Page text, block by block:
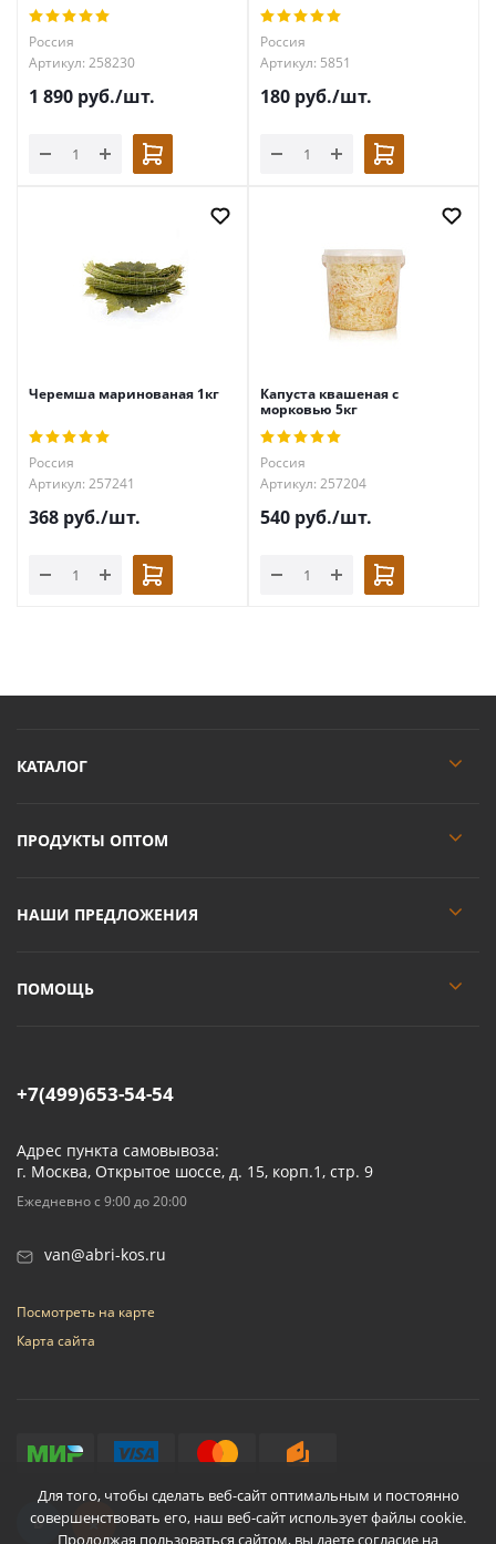
Для того, чтобы сделать веб-сайт оптимальным и постоянно
совершенствовать его, наш веб-сайт использует файлы cookie.
Продолжая пользоваться сайтом, вы даете согласие на
Россия
Артикул: 258230
1 890 руб./шт.
Россия
Артикул: 5851
180 руб./шт.
Черемша маринованая 1кг
Россия
Артикул: 257241
368 руб./шт.
Капуста квашеная с
морковью 5кг
Россия
Артикул: 257204
540 руб./шт.
КАТАЛОГ
ПРОДУКТЫ ОПТОМ
НАШИ ПРЕДЛОЖЕНИЯ
ПОМОЩЬ
+7(499)653-54-54
Адрес пункта самовывоза:
г. Москва, Открытое шоссе, д. 15, корп.1, стр. 9
Ежедневно с 9:00 до 20:00
van@abri-kos.ru
Посмотреть на карте
Карта сайта